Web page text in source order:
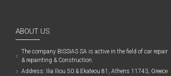
ABOUT US
The company ΒISSIAS SA is active in the field of car repair
& repainting & Construction.
Address: Ilia Iliou 50 & Ekateou 81, Athens 11743, Greece